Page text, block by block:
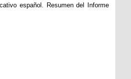
español. Resumen del Informe